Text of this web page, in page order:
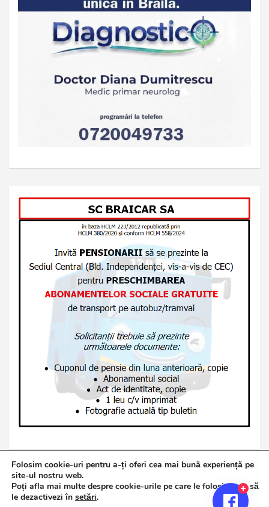
Copyright © 2026Jurnalul de Brăila
Politică de confidențialitate
Theme Horse
Folosim cookie-uri pentru a-ți oferi cea mai bună experiență pe
site-ul nostru web.
Poți afla mai multe despre cookie-urile pe care le folosim sau să
le dezactivezi în setări.